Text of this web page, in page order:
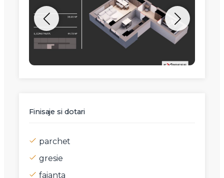
Finisaje si dotari
parchet
gresie
faianta